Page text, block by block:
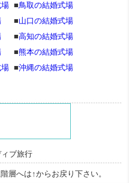
■鳥取の結婚式場
■山口の結婚式場
■高知の結婚式場
■熊本の結婚式場
■沖縄の結婚式場
ブ旅行
層へは↑からお戻り下さい。